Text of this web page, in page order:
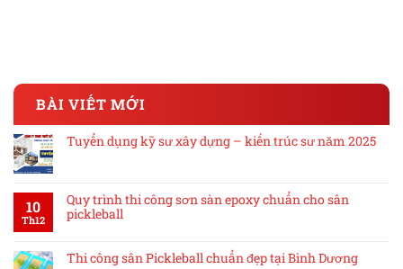
BÀI VIẾT MỚI
Tuyển dụng kỹ sư xây dựng – kiến trúc sư năm 2025
10
Th12
Quy trình thi công sơn sàn epoxy chuẩn cho sân
pickleball
Thi công sân Pickleball chuẩn đẹp tại Bình Dương